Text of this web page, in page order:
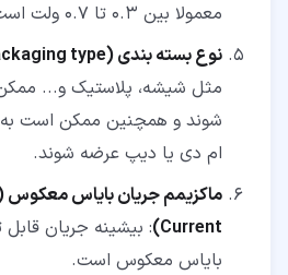
معمولا بین 0.3 تا 0.7 ولت است.
نوع بسته بندی (Packaging type)
مثل شیشه، پلاستیک و...
شوند و همچنین ممکن است
ام دی یا دیپ عرضه شوند.
Current) : بیشینه جریان قابل
بایاس معکوس است.